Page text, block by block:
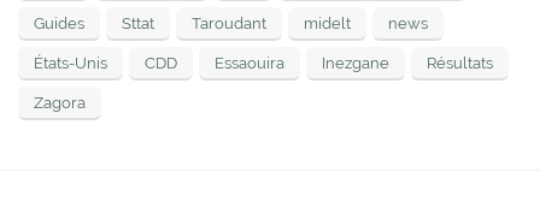
Guides Sttat Taroudant midelt news
États-Unis CDD Essaouira Inezgane Résultats
Zagora